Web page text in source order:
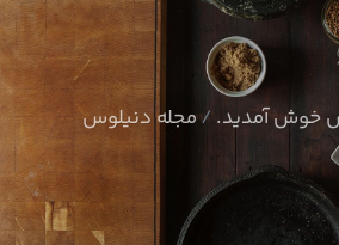
خوش آمدید. مجله دنیلوس